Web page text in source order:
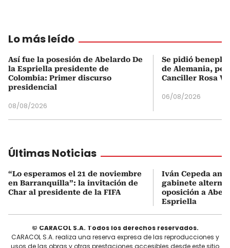
Lo más leído
Así fue la posesión de Abelardo De
la Espriella presidente de
Colombia: Primer discurso
presidencial
08/08/2026
Se pidió
de Alemania,
Canciller Rosa
06/08/2026
Últimas Noticias
“Lo esperamos el 21 de noviembre
en Barranquilla”: la invitación de
Char al presidente de la FIFA
Iván Cepeda
gabinete alterno
oposición a
Espriella
© CARACOL S.A. Todos los derechos reservados.
CARACOL S.A. realiza una reserva expresa de las reproducciones y
usos de las obras y otras prestaciones accesibles desde este sitio